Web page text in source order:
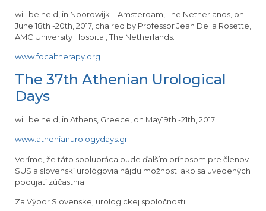
will be held, in Noordwijk – Amsterdam, The Netherlands, on
June 18th -20th, 2017, chaired by Professor Jean De la Rosette,
AMC University Hospital, The Netherlands.
www.focaltherapy.org
The 37th Athenian Urological
Days
will be held, in Athens, Greece, on May19th -21th, 2017
www.athenianurologydays.gr
Veríme, že táto spolupráca bude ďalším prínosom pre členov
SUS a slovenskí urológovia nájdu možnosti ako sa uvedených
podujatí zúčastnia.
Za Výbor Slovenskej urologickej spoločnosti